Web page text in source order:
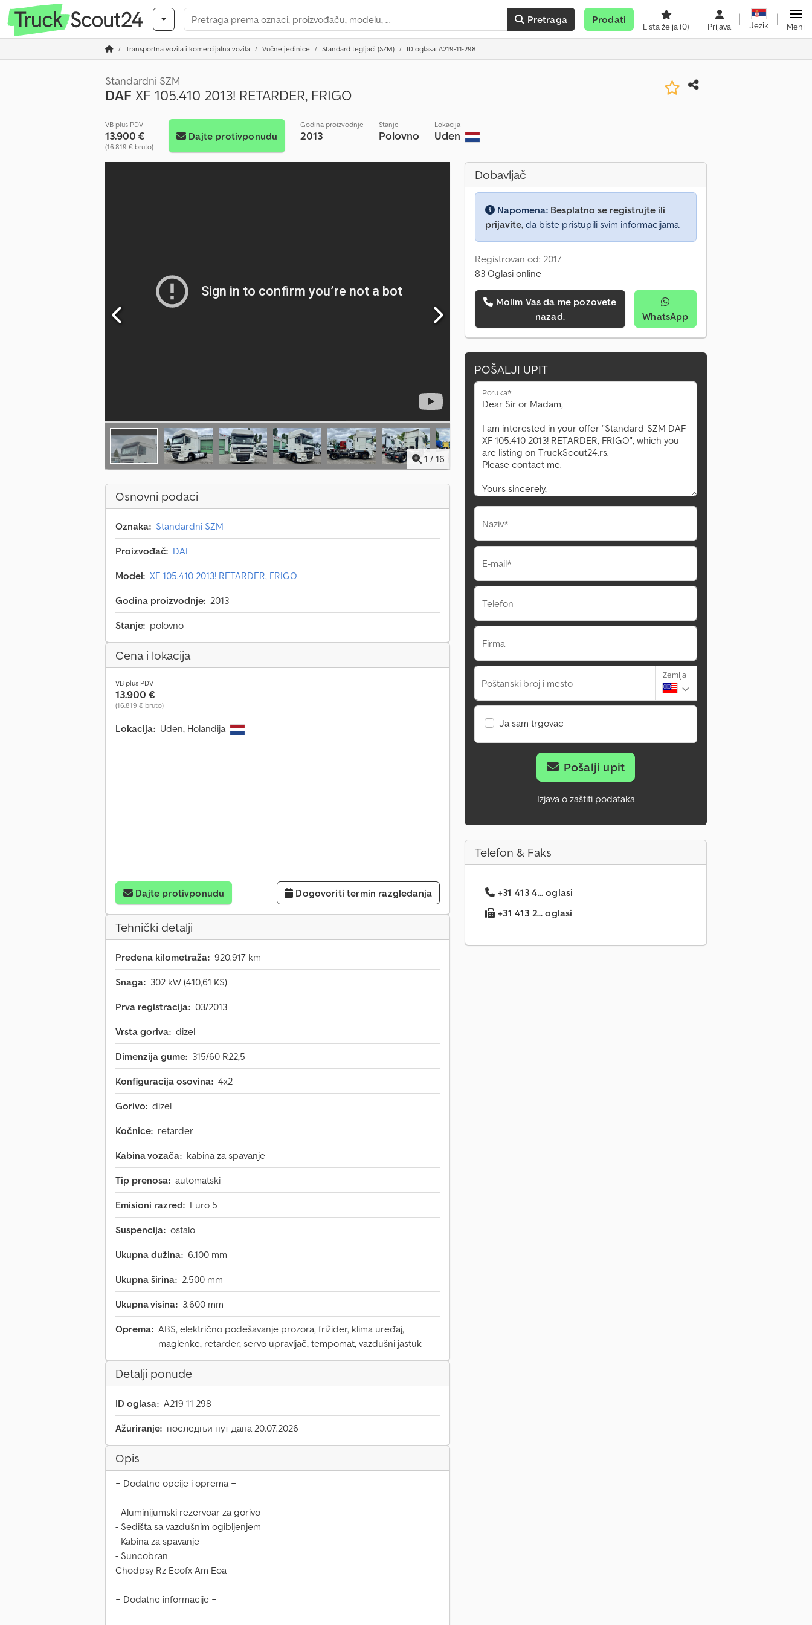
Pretraga Prodati
Lista želja(0) Prijava Jezik Meni
Transportna vozila i komercijalna vozila Vučne jedinice Standard tegljači (SZM) ID oglasa: A219-11-298
Standardni SZM
DAF XF 105.410 2013! RETARDER, FRIGO
VB plus PDV
13.900 €
(16.819 € bruto)
Dajte protivponudu
Godina proizvodnje
2013
Stanje
Polovno
Lokacija
Uden
1 / 16
Osnovni podaci
Oznaka: Standardni SZM
Proizvođač: DAF
Model: XF 105.410 2013! RETARDER, FRIGO
Godina proizvodnje: 2013
Stanje: polovno
Cena i lokacija
VB plus PDV
13.900 €
(16.819 € bruto)
Lokacija: Uden, Holandija
Dajte protivponudu Dogovoriti termin razgledanja
Tehnički detalji
Pređena kilometraža: 920.917 km
Snaga: 302 kW (410,61 KS)
Prva registracija: 03/2013
Vrsta goriva: dizel
Dimenzija gume: 315/60 R22,5
Konfiguracija osovina: 4x2
Gorivo: dizel
Kočnice: retarder
Kabina vozača: kabina za spavanje
Tip prenosa: automatski
Emisioni razred: Euro 5
Suspencija: ostalo
Ukupna dužina: 6.100 mm
Ukupna širina: 2.500 mm
Ukupna visina: 3.600 mm
Oprema: ABS, električno podešavanje prozora, frižider, klima uređaj,
maglenke, retarder, servo upravljač, tempomat, vazdušni jastuk
Detalji ponude
ID oglasa: A219-11-298
Ažuriranje: последњи пут дана 20.07.2026
Opis
= Dodatne opcije i oprema =
- Aluminijumski rezervoar za gorivo
- Sedišta sa vazdušnim ogibljenjem
- Kabina za spavanje
- Suncobran
Chodpsy Rz Ecofx Am Eoa
= Dodatne informacije =
Dobavljač
Napomena: Besplatno se registrujte ili
prijavite, da biste pristupili svim informacijama.
Registrovan od: 2017
83 Oglasi online
nazad.
WhatsApp
POŠALJI UPIT
Poruka*
Naziv*
E-mail*
Telefon
Firma
Poštanski broj i mesto
Zemlja
Ja sam trgovac
Pošalji upit
Izjava o zaštiti podataka
Telefon & Faks
+31 413 4... oglasi
+31 413 2... oglasi